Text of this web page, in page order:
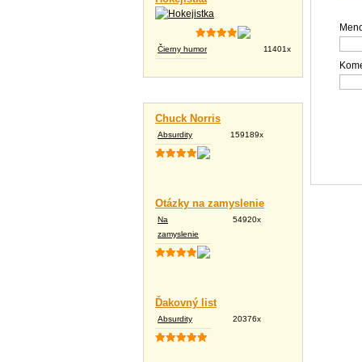
Čierny humor 11401x
Chuck Norris
Absurdity 159189x
Otázky na zamyslenie
Na
zamyslenie
54920x
Ďakovný list
Absurdity 20376x